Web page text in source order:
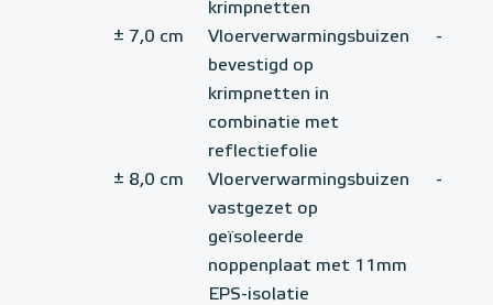
krimpnetten
± 7,0 cm
Vloerverwarmingsbuizen
bevestigd op
krimpnetten in
combinatie met
reflectiefolie
-
± 8,0 cm
Vloerverwarmingsbuizen
vastgezet op
geïsoleerde
noppenplaat met 11mm
EPS-isolatie
-